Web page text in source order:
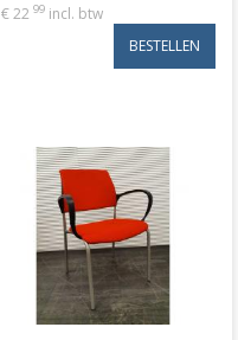
€ 22 99 incl. btw